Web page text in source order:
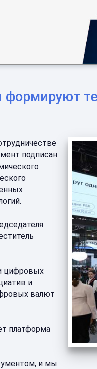
подписан
цифровых
и
валют
платформа
и мы